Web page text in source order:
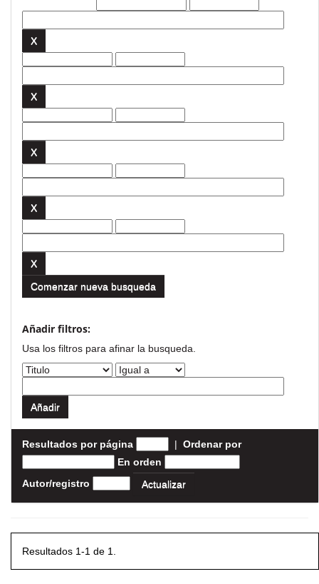
Comenzar nueva busqueda
Añadir filtros:
Usa los filtros para afinar la busqueda.
Resultados por página | Ordenar por
En orden
Autor/registro
Resultados 1-1 de 1.